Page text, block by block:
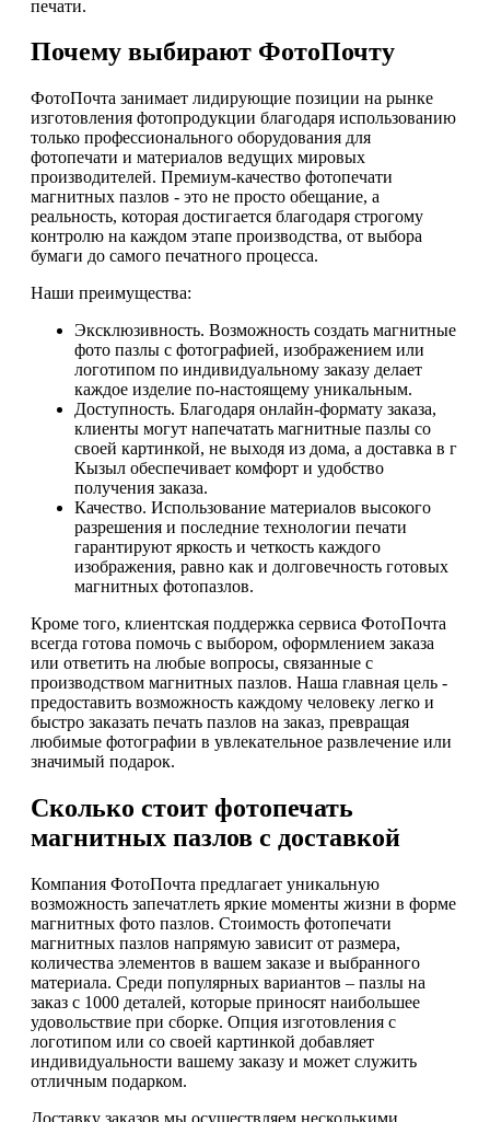
печати.
Почему выбирают ФотоПочту
ФотоПочта занимает лидирующие позиции на рынке
изготовления фотопродукции благодаря использованию
только профессионального оборудования для
фотопечати и материалов ведущих мировых
производителей. Премиум-качество фотопечати
магнитных пазлов - это не просто обещание, а
реальность, которая достигается благодаря строгому
контролю на каждом этапе производства, от выбора
бумаги до самого печатного процесса.
Наши преимущества:
Эксклюзивность. Возможность создать магнитные
фото пазлы с фотографией, изображением или
логотипом по индивидуальному заказу делает
каждое изделие по-настоящему уникальным.
Доступность. Благодаря онлайн-формату заказа,
клиенты могут напечатать магнитные пазлы со
своей картинкой, не выходя из дома, а доставка в г
Кызыл обеспечивает комфорт и удобство
получения заказа.
Качество. Использование материалов высокого
разрешения и последние технологии печати
гарантируют яркость и четкость каждого
изображения, равно как и долговечность готовых
магнитных фотопазлов.
Кроме того, клиентская поддержка сервиса ФотоПочта
всегда готова помочь с выбором, оформлением заказа
или ответить на любые вопросы, связанные с
производством магнитных пазлов. Наша главная цель -
предоставить возможность каждому человеку легко и
быстро заказать печать пазлов на заказ, превращая
любимые фотографии в увлекательное развлечение или
значимый подарок.
Сколько стоит фотопечать
магнитных пазлов с доставкой
Компания ФотоПочта предлагает уникальную
возможность запечатлеть яркие моменты жизни в форме
магнитных фото пазлов. Стоимость фотопечати
магнитных пазлов напрямую зависит от размера,
количества элементов в вашем заказе и выбранного
материала. Среди популярных вариантов – пазлы на
заказ с 1000 деталей, которые приносят наибольшее
удовольствие при сборке. Опция изготовления с
логотипом или со своей картинкой добавляет
индивидуальности вашему заказу и может служить
отличным подарком.